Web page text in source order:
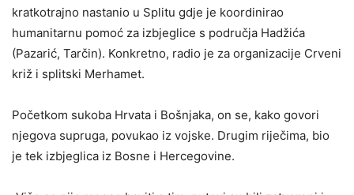
kratkotrajno nastanio u Splitu gdje je koordinirao
humanitarnu pomoć za izbjeglice s područja Hadžića
(Pazarić, Tarčin). Konkretno, radio je za organizacije Crveni
križ i splitski Merhamet.
Početkom sukoba Hrvata i Bošnjaka, on se, kako govori
njegova supruga, povukao iz vojske. Drugim riječima, bio
je tek izbjeglica iz Bosne i Hercegovine.